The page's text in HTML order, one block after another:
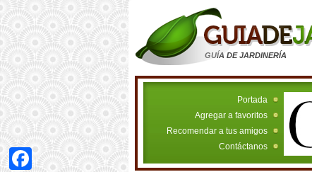
GUÍA DE JARDINERÍA
Portada
Agregar a favoritos
Recomendar a tus amigos
Contáctanos